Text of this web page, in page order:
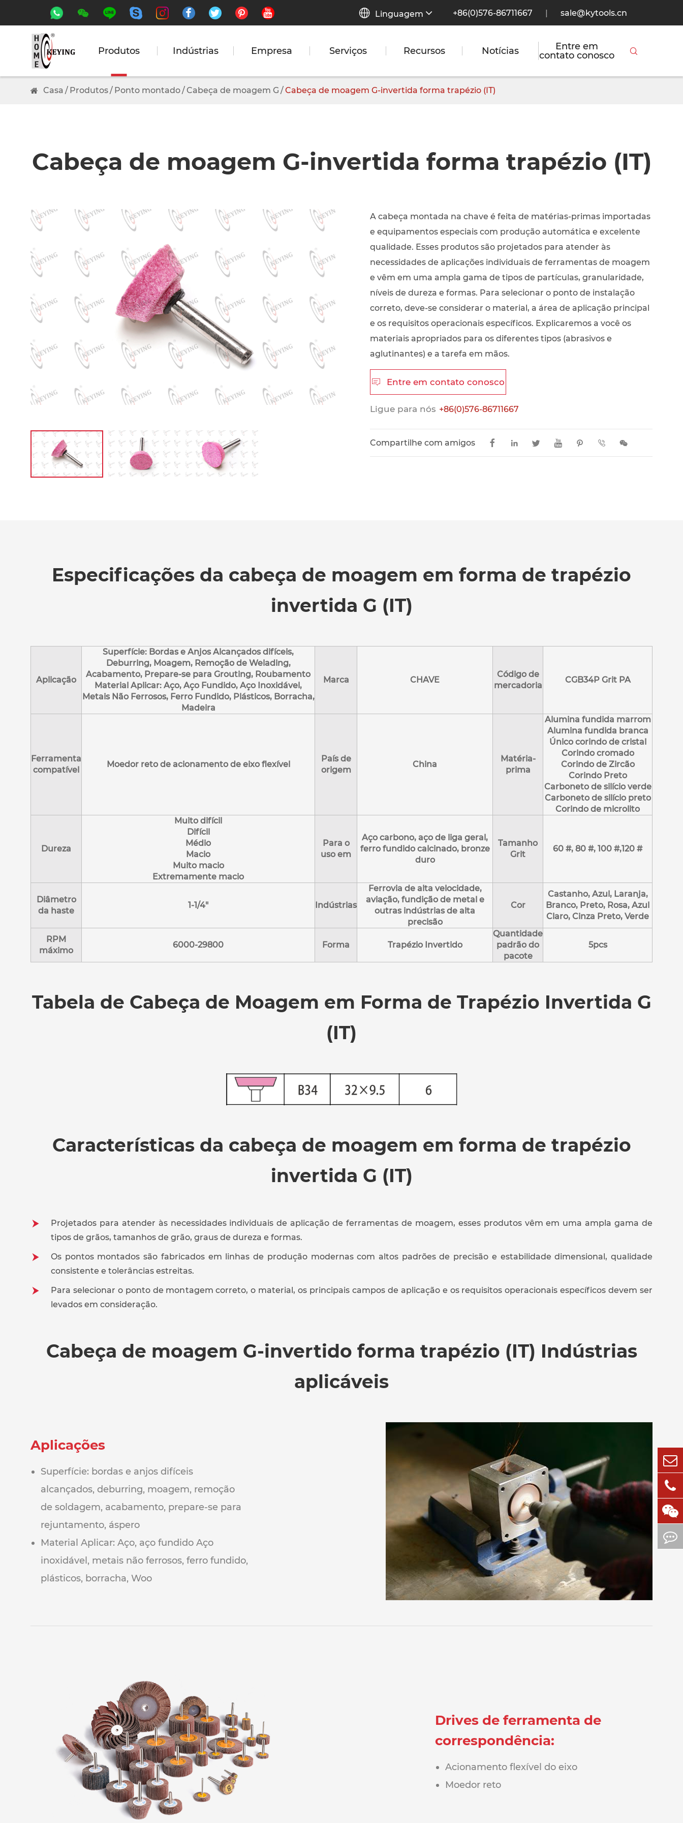
        Linguagem +86(0)576-86711667 | sale@kytools.cn
Produtos Indústrias Empresa Serviços Recursos Notícias
Entre em
contato conosco

Casa Produtos Ponto montado Cabeça de moagem G Cabeça de moagem G-invertida forma trapézio (IT)
Cabeça de moagem G-invertida forma trapézio (IT)
A cabeça montada na chave é feita de matérias-primas importadas
e equipamentos especiais com produção automática e excelente
qualidade. Esses produtos são projetados para atender às
necessidades de aplicações individuais de ferramentas de moagem
e vêm em uma ampla gama de tipos de partículas, granularidade,
níveis de dureza e formas. Para selecionar o ponto de instalação
correto, deve-se considerar o material, a área de aplicação principal
e os requisitos operacionais específicos. Explicaremos a você os
materiais apropriados para os diferentes tipos (abrasivos e
aglutinantes) e a tarefa em mãos.
 Entre em contato conosco
Ligue para nós +86(0)576-86711667
Compartilhe com amigos       
Especificações da cabeça de moagem em forma de trapézio
invertida G (IT)
Aplicação
Superfície: Bordas e Anjos Alcançados difíceis,
Deburring, Moagem, Remoção de Welading,
Acabamento, Prepare-se para Grouting, Roubamento
Material Aplicar: Aço, Aço Fundido, Aço Inoxidável,
Metais Não Ferrosos, Ferro Fundido, Plásticos, Borracha,
Madeira
Marca CHAVE
Código de
mercadoria
CGB34P Grit PA
Ferramenta
compatível
Moedor reto de acionamento de eixo flexível
País de
origem
China
Matéria-
prima
Alumina fundida marrom
Alumina fundida branca
Único corindo de cristal
Corindo cromado
Corindo de Zircão
Corindo Preto
Carboneto de silício verde
Carboneto de silício preto
Corindo de microlito
Dureza
Muito difícil
Difícil
Médio
Macio
Muito macio
Extremamente macio
Para o
uso em
Aço carbono, aço de liga geral,
ferro fundido calcinado, bronze
duro
Tamanho
Grit
60 #, 80 #, 100 #,120 #
Diâmetro
da haste
1-1/4" Indústrias
Ferrovia de alta velocidade,
aviação, fundição de metal e
outras indústrias de alta
precisão
Cor
Castanho, Azul, Laranja,
Branco, Preto, Rosa, Azul
Claro, Cinza Preto, Verde
RPM
máximo
6000-29800 Forma Trapézio Invertido
Quantidade
padrão do
pacote
5pcs
Tabela de Cabeça de Moagem em Forma de Trapézio Invertida G
(IT)
Características da cabeça de moagem em forma de trapézio
invertida G (IT)
Projetados para atender às necessidades individuais de aplicação de ferramentas de moagem, esses produtos vêm em uma ampla gama de
tipos de grãos, tamanhos de grão, graus de dureza e formas.
Os pontos montados são fabricados em linhas de produção modernas com altos padrões de precisão e estabilidade dimensional, qualidade
consistente e tolerâncias estreitas.
Para selecionar o ponto de montagem correto, o material, os principais campos de aplicação e os requisitos operacionais específicos devem ser
levados em consideração.
Cabeça de moagem G-invertido forma trapézio (IT) Indústrias
aplicáveis
Aplicações
Superfície: bordas e anjos difíceis
alcançados, deburring, moagem, remoção
de soldagem, acabamento, prepare-se para
rejuntamento, áspero
Material Aplicar: Aço, aço fundido Aço
inoxidável, metais não ferrosos, ferro fundido,
plásticos, borracha, Woo
Drives de ferramenta de
correspondência:
Acionamento flexível do eixo
Moedor reto